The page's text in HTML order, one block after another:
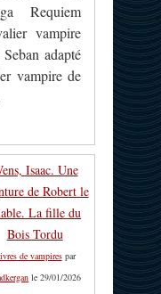
Requiem
vampire
adapté
vampire de
Isaac. Une
de Robert le
La fille du
Bois Tordu
de vampirespar
le 29/01/2026